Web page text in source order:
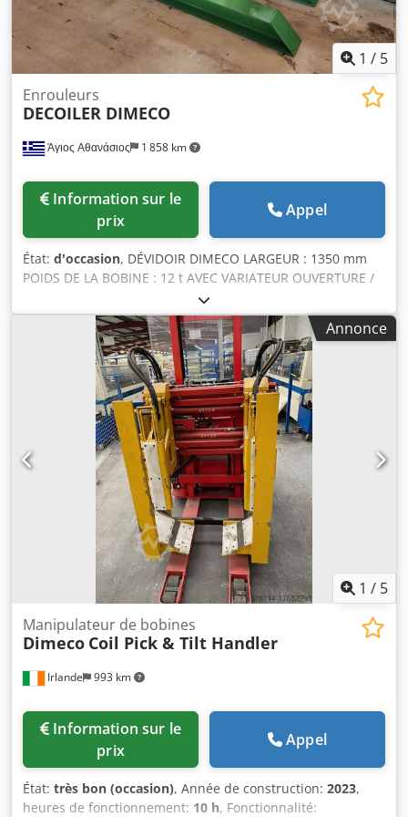
1 / 5
Άγιος Αθανάσιος 1 858 km
Enrouleurs
DECOILER DIMECO
prix
Appel
État: d'occasion, DÉVIDOIR DIMECO LARGEUR : 1350 mm
POIDS DE LA BOBINE : 12 t AVEC VARIATEUR OUVERTURE /
FERMETURE HYDRAULIQUE Crjdpsytqxpefx Aagsf
Annonce
1 / 5
Irlande 993 km
Manipulateur de bobines
Dimeco Coil Pick & Tilt Handler
prix
Appel
État: très bon (occasion), Année de construction: 2023,
heures de fonctionnement: 10 h, Fonctionnalité: